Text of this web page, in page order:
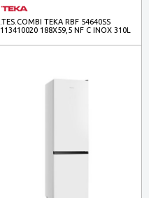
.TES.COMBI TEKA RBF 54640SS
113410020 188X59,5 NF C INOX 310L